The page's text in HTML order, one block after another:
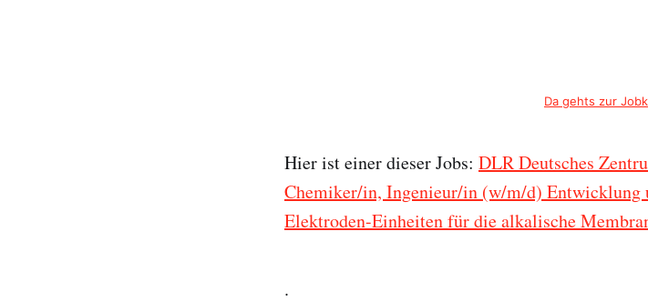
Da gehts zur
Hier ist einer dieser Jobs: DLR Deutsches
Chemiker/in, Ingenieur/in (w/m/d) Entwicklung
Elektroden-Einheiten für die alkalische
.